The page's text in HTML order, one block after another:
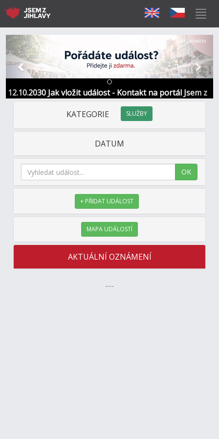
12.10.2030 Jak vložit událost - Kontakt na portál Jsem z
Jihlavy
Předchozí Další
Sponzorováno
KATEGORIE SLUŽBY
DATUM
OK
+ PŘIDAT UDÁLOST
MAPA UDÁLOSTÍ
AKTUÁLNÍ OZNÁMENÍ
---